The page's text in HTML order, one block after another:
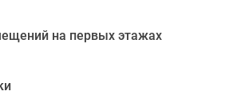
на первых этажах